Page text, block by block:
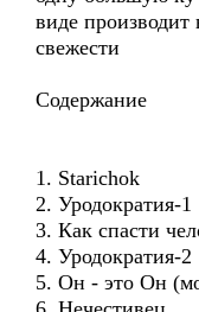
виде производит
свежести
Содержание
1. Starichok
2. Уродократия-1
3. Как спасти
4. Уродократия-2
5. Он - это Он